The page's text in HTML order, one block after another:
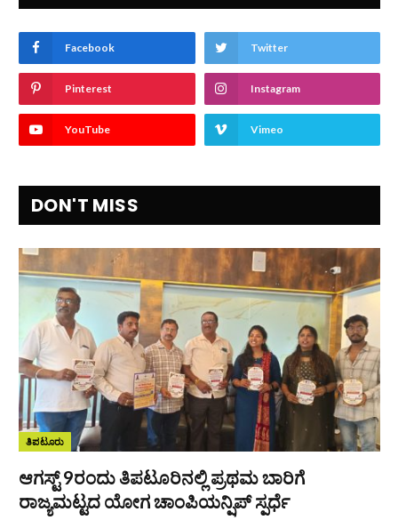
Facebook Twitter
Pinterest Instagram
YouTube Vimeo
DON'T MISS
ತಿಪಟೂರು
ಆಗಸ್ಟ್ 9ರಂದು ತಿಪಟೂರಿನಲ್ಲಿ ಪ್ರಥಮ ಬಾರಿಗೆ
ರಾಜ್ಯಮಟ್ಟದ ಯೋಗ ಚಾಂಪಿಯನ್ಷಿಪ್ ಸ್ಪರ್ಧೆ